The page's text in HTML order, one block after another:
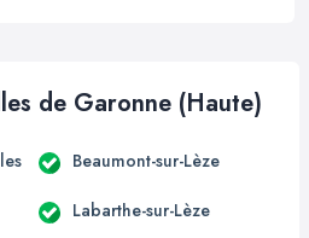
de Garonne (Haute)
Beaumont-sur-Lèze
Labarthe-sur-Lèze